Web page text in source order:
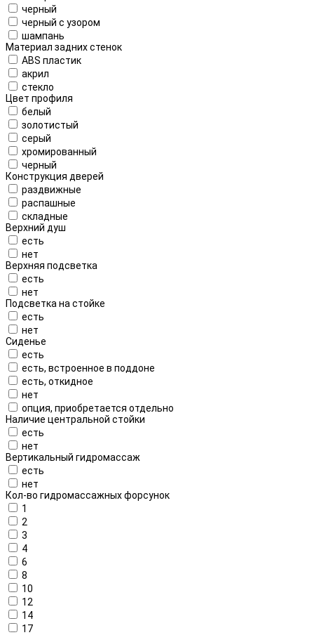
черный
черный с узором
шампань
Материал задних стенок
ABS пластик
акрил
стекло
Цвет профиля
белый
золотистый
серый
хромированный
черный
Конструкция дверей
раздвижные
распашные
складные
Верхний душ
есть
нет
Верхняя подсветка
есть
нет
Подсветка на стойке
есть
нет
Сиденье
есть
есть, встроенное в поддоне
есть, откидное
нет
опция, приобретается отдельно
Наличие центральной стойки
есть
нет
Вертикальный гидромассаж
есть
нет
Кол-во гидромассажных форсунок
1
2
3
4
6
8
10
12
14
17